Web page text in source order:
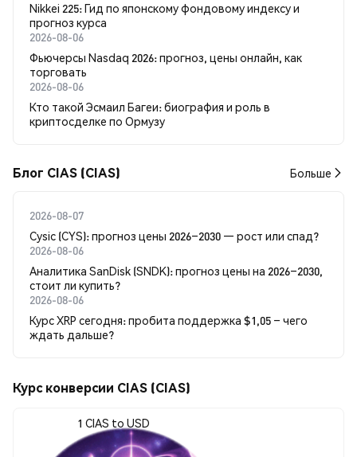
Nikkei 225: Гид по японскому фондовому индексу и
прогноз курса
2026-08-06
Фьючерсы Nasdaq 2026: прогноз, цены онлайн, как
торговать
2026-08-06
Кто такой Эсмаил Багеи: биография и роль в
криптосделке по Ормузу
Блог CIAS (CIAS) Больше
2026-08-07
Cysic (CYS): прогноз цены 2026–2030 — рост или спад?
2026-08-06
Аналитика SanDisk (SNDK): прогноз цены на 2026–2030,
стоит ли купить?
2026-08-06
Курс XRP сегодня: пробита поддержка $1,05 – чего
ждать дальше?
Курс конверсии CIAS (CIAS)
1 CIAS to USD
$0.00001099